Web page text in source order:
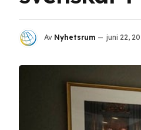
Av Nyhetsrum juni 22,